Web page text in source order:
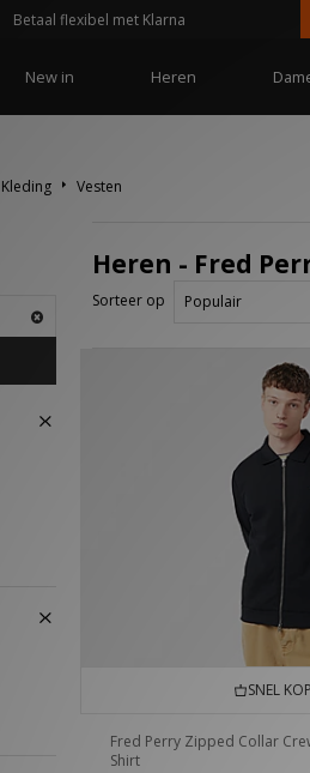
Betaal flexibel met Klarna
New in Heren
Kleding Vesten
Heren - Fred
Sorteer op
SNEL
Fred Perry Zipped Collar
Shirt